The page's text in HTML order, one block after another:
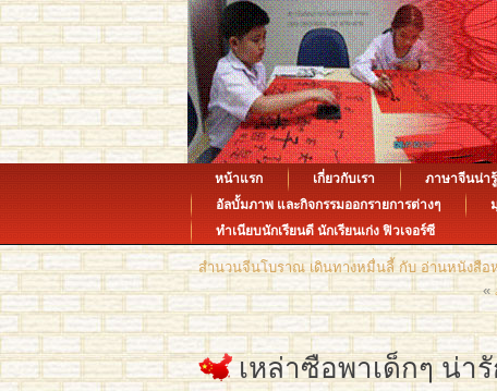
หน้าแรก เกี่ยวกับเรา ภาษาจีนน่า
อัลบั้มภาพ และกิจกรรมออกรายการต่างๆ
ทำเนียบนักเรียนดี นักเรียนเก่ง ฟิวเจอร์ซี
สำนวนจีนโบราณ เดินทางหมื่นลี้ กับ อ่านหนังสือ
«
เหล่าซือพาเด็กๆ น่า